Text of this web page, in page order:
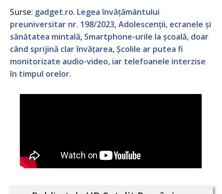
Surse: gadget.ro. Legea învățământului
preuniversitar nr. 198/2023, Adolescenții, ecranele și
sănătatea mintală, Smartphone-urile la școală, doar
când sprijină clar învățarea, Școlile ar putea fi
monitorizate audio-video, iar telefoanele interzise
în timpul orelor.